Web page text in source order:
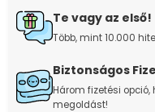
Te vagy az első!
Több, mint 10.000
Biztonságos
Három fizetési
megoldást!